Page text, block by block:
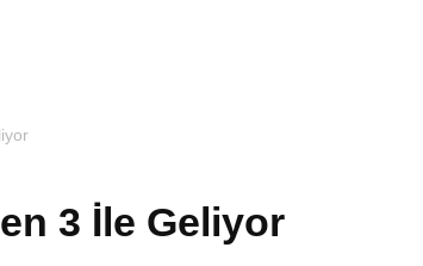
3 İle Geliyor